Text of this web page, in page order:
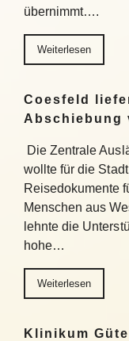
übernimmt….
Weiterlesen
Coesfeld
Abschiebung
Die Zentrale
wollte für die
Reisedokumente
Menschen aus
lehnte die
hohe…
Weiterlesen
Klinikum